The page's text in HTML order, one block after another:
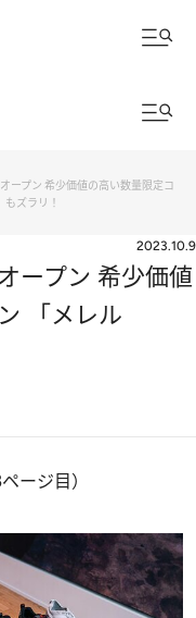
ープン 希少価値の高い数量限定コ
もズラリ！
2023.10.9
ープン 希少価値
「メレル
ージ目）